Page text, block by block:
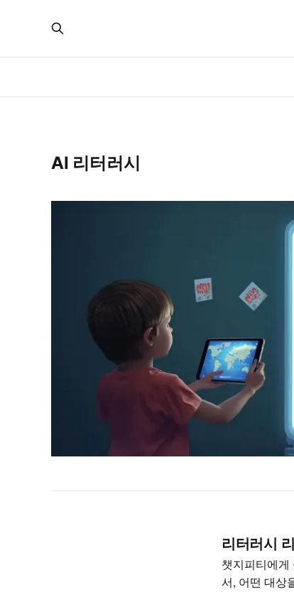
AI 리터러시
리터러시
챗지피티에게 물었다. "리터러시
서, 어떤 대상